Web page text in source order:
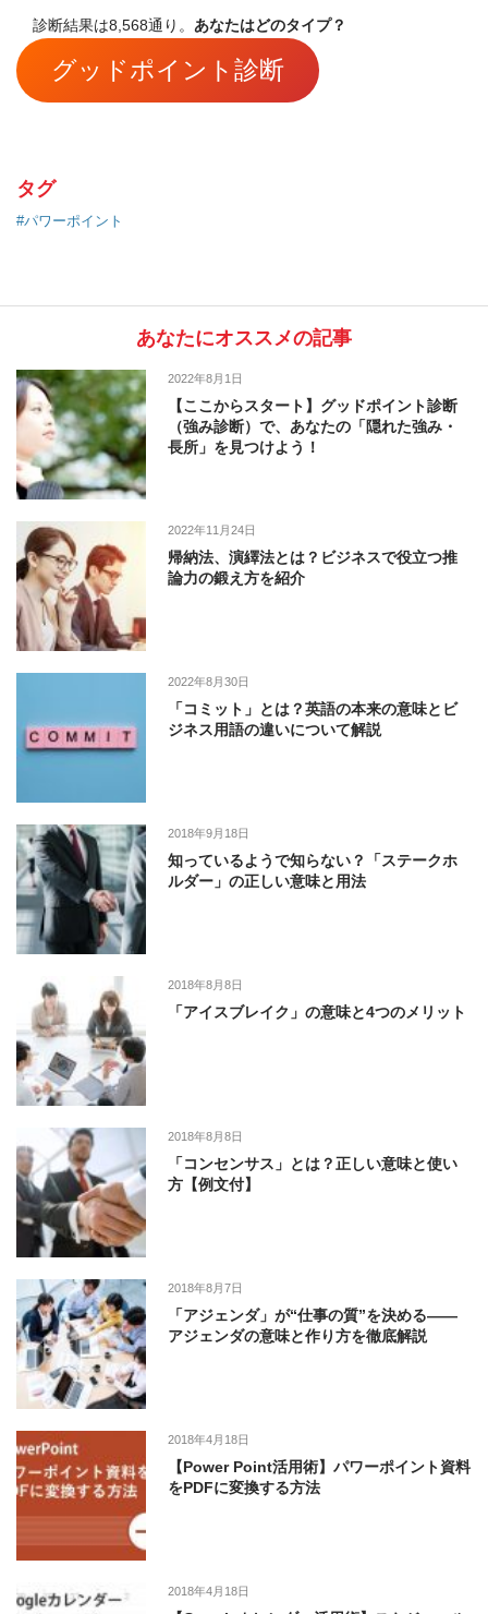
診断結果は8,568通り。 あなたはどのタイプ？
グッドポイント診断
タグ
#パワーポイント
あなたにオススメの記事
2022年8月1日
【ここからスタート】グッドポイント診断
（強み診断）で、あなたの「隠れた強み・
長所」を見つけよう！
2022年11月24日
帰納法、演繹法とは？ビジネスで役立つ推
論力の鍛え方を紹介
2022年8月30日
「コミット」とは？英語の本来の意味とビ
ジネス用語の違いについて解説
2018年9月18日
知っているようで知らない？「ステークホ
ルダー」の正しい意味と用法
2018年8月8日
「アイスブレイク」の意味と4つのメリット
2018年8月8日
「コンセンサス」とは？正しい意味と使い
方【例文付】
2018年8月7日
「アジェンダ」が“仕事の質”を決める――
アジェンダの意味と作り方を徹底解説
2018年4月18日
【Power Point活用術】パワーポイント資料
をPDFに変換する方法
2018年4月18日